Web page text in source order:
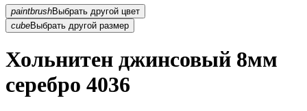
paintbrush
Выбрать другой цвет
cubeВыбрать другой размер
Хольнитен джинсовый 8мм
серебро 4036